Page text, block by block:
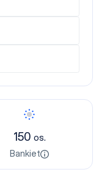
Bankiet
150 os.
Bankiet